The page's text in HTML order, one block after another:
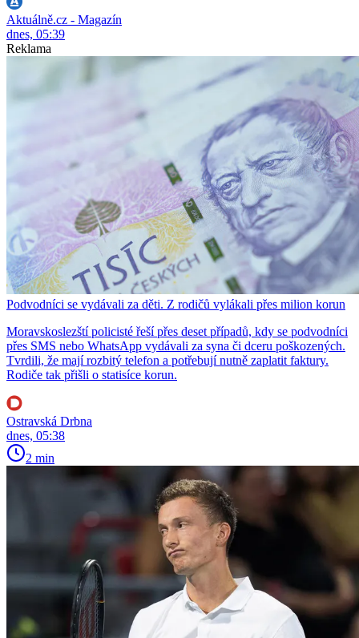
Aktuálně.cz - Magazín
dnes, 05:39
Reklama
Podvodníci se vydávali za děti. Z rodičů vylákali přes milion korun
Moravskoslezští policisté řeší přes deset případů, kdy se podvodníci
přes SMS nebo WhatsApp vydávali za syna či dceru poškozených.
Tvrdili, že mají rozbitý telefon a potřebují nutně zaplatit faktury.
Rodiče tak přišli o statisíce korun.
Ostravská Drbna
dnes, 05:38
2 min